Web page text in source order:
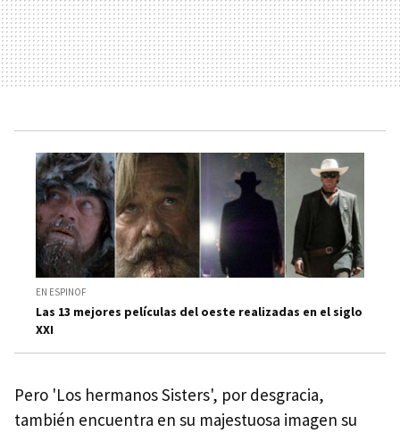
EN ESPINOF
Las 13 mejores películas del oeste realizadas en el siglo
XXI
Pero 'Los hermanos Sisters', por desgracia,
también encuentra en su majestuosa imagen su